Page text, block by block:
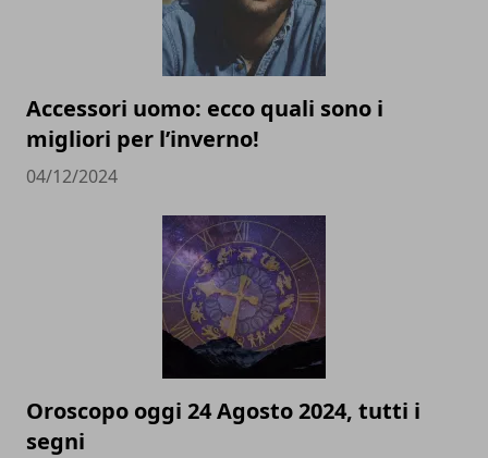
Accessori uomo: ecco quali sono i
migliori per l’inverno!
04/12/2024
Oroscopo oggi 24 Agosto 2024, tutti i
segni